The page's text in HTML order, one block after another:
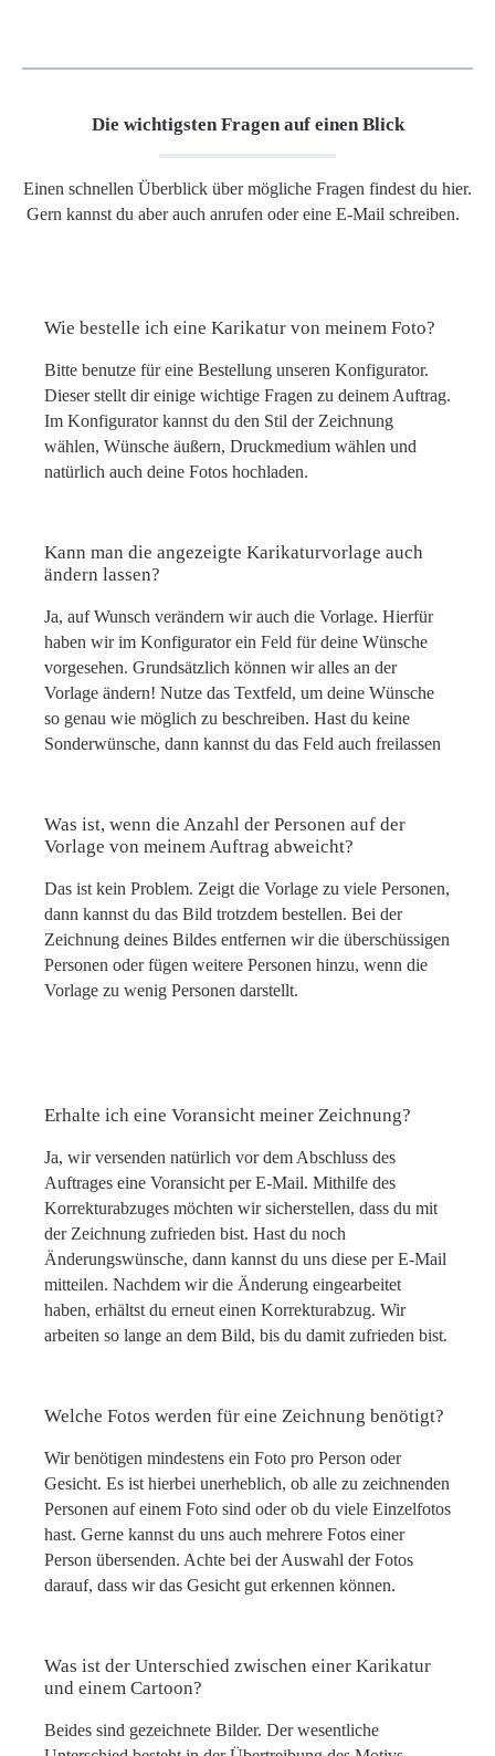
Die wichtigsten Fragen auf einen Blick
Einen schnellen Überblick über mögliche Fragen findest du hier.
Gern kannst du aber auch anrufen oder eine E-Mail schreiben.
Wie bestelle ich eine Karikatur von meinem Foto?
Bitte benutze für eine Bestellung unseren Konfigurator.
Dieser stellt dir einige wichtige Fragen zu deinem Auftrag.
Im Konfigurator kannst du den Stil der Zeichnung
wählen, Wünsche äußern, Druckmedium wählen und
natürlich auch deine Fotos hochladen.
Kann man die angezeigte Karikaturvorlage auch
ändern lassen?
Ja, auf Wunsch verändern wir auch die Vorlage. Hierfür
haben wir im Konfigurator ein Feld für deine Wünsche
vorgesehen. Grundsätzlich können wir alles an der
Vorlage ändern! Nutze das Textfeld, um deine Wünsche
so genau wie möglich zu beschreiben. Hast du keine
Sonderwünsche, dann kannst du das Feld auch freilassen
Was ist, wenn die Anzahl der Personen auf der
Vorlage von meinem Auftrag abweicht?
Das ist kein Problem. Zeigt die Vorlage zu viele Personen,
dann kannst du das Bild trotzdem bestellen. Bei der
Zeichnung deines Bildes entfernen wir die überschüssigen
Personen oder fügen weitere Personen hinzu, wenn die
Vorlage zu wenig Personen darstellt.
Erhalte ich eine Voransicht meiner Zeichnung?
Ja, wir versenden natürlich vor dem Abschluss des
Auftrages eine Voransicht per E-Mail. Mithilfe des
Korrekturabzuges möchten wir sicherstellen, dass du mit
der Zeichnung zufrieden bist. Hast du noch
Änderungswünsche, dann kannst du uns diese per E-Mail
mitteilen. Nachdem wir die Änderung eingearbeitet
haben, erhältst du erneut einen Korrekturabzug. Wir
arbeiten so lange an dem Bild, bis du damit zufrieden bist.
Welche Fotos werden für eine Zeichnung benötigt?
Wir benötigen mindestens ein Foto pro Person oder
Gesicht. Es ist hierbei unerheblich, ob alle zu zeichnenden
Personen auf einem Foto sind oder ob du viele Einzelfotos
hast. Gerne kannst du uns auch mehrere Fotos einer
Person übersenden. Achte bei der Auswahl der Fotos
darauf, dass wir das Gesicht gut erkennen können.
Was ist der Unterschied zwischen einer Karikatur
und einem Cartoon?
Beides sind gezeichnete Bilder. Der wesentliche